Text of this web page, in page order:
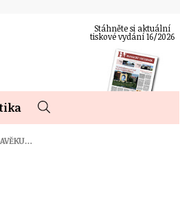
Stáhněte si aktuální
tiskové vydání 16/2026